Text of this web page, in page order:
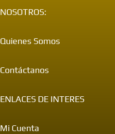
NOSOTROS:
Quienes Somos
Contáctanos
ENLACES DE INTERES
Mi Cuenta